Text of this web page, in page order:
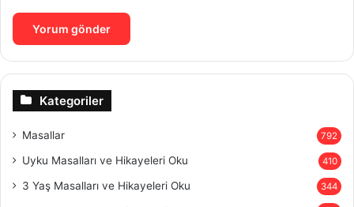
Kategoriler
Masallar 792
Uyku Masalları ve Hikayeleri Oku 410
3 Yaş Masalları ve Hikayeleri Oku 344